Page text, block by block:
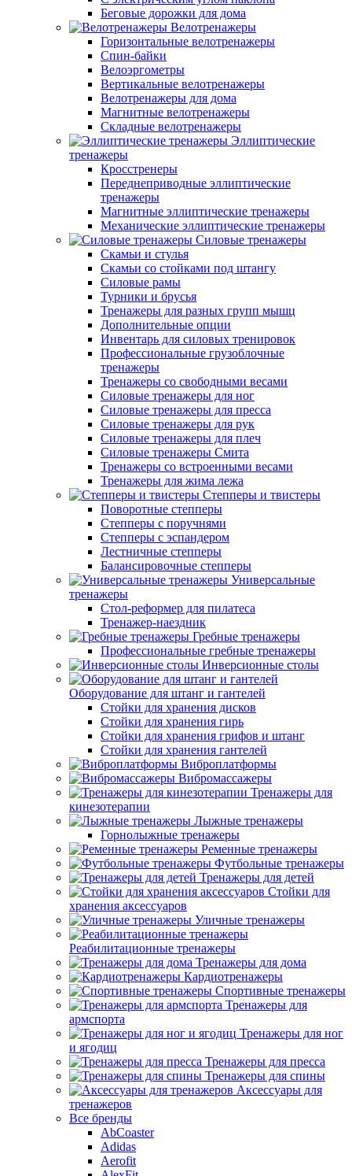
Беговые дорожки для дома
Велотренажеры
Горизонтальные велотренажеры
Спин-байки
Велоэргометры
Вертикальные велотренажеры
Велотренажеры для дома
Магнитные велотренажеры
Складные велотренажеры
Эллиптические
тренажеры
Кросстренеры
Переднеприводные эллиптические
тренажеры
Магнитные эллиптические тренажеры
Механические эллиптические тренажеры
Силовые тренажеры
Скамьи и стулья
Скамьи со стойками под штангу
Силовые рамы
Турники и брусья
Тренажеры для разных групп мышц
Дополнительные опции
Инвентарь для силовых тренировок
Профессиональные грузоблочные
тренажеры
Тренажеры со свободными весами
Силовые тренажеры для ног
Силовые тренажеры для пресса
Силовые тренажеры для рук
Силовые тренажеры для плеч
Силовые тренажеры Смита
Тренажеры со встроенными весами
Тренажеры для жима лежа
Степперы и твистеры
Поворотные степперы
Степперы с поручнями
Степперы с эспандером
Лестничные степперы
Балансировочные степперы
Универсальные
тренажеры
Стол-реформер для пилатеса
Тренажер-наездник
Гребные тренажеры
Профессиональные гребные тренажеры
Инверсионные столы
Оборудование для штанг и гантелей
Стойки для хранения дисков
Стойки для хранения гирь
Стойки для хранения грифов и штанг
Стойки для хранения гантелей
Виброплатформы
Вибромассажеры
Тренажеры для
кинезотерапии
Лыжные тренажеры
Горнолыжные тренажеры
Ременные тренажеры
Футбольные тренажеры
Тренажеры для детей
Стойки для
хранения аксессуаров
Уличные тренажеры
Реабилитационные тренажеры
Тренажеры для дома
Кардиотренажеры
Спортивные тренажеры
Тренажеры для
армспорта
Тренажеры для ног
и ягодиц
Тренажеры для пресса
Тренажеры для спины
Аксессуары для
тренажеров
Все бренды
AbCoaster
Adidas
Aerofit